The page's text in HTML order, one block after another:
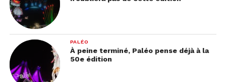
PALÉO
À peine terminé, Paléo pense déjà à la
50e édition